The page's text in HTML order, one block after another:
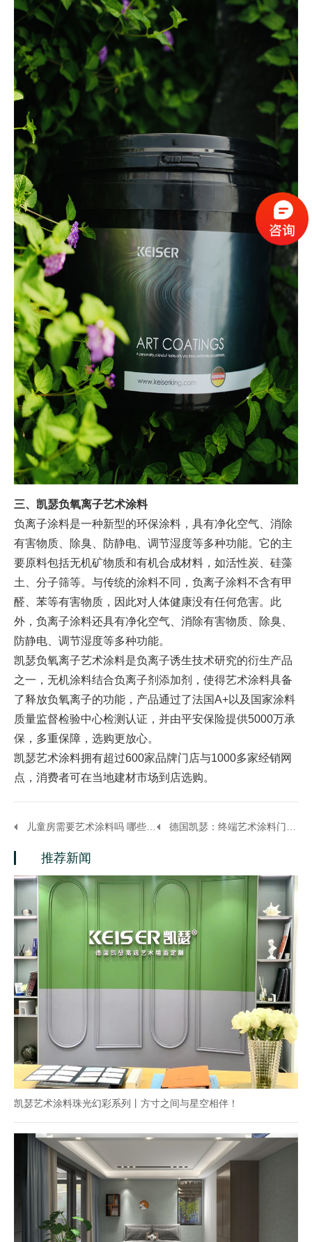
三、凯瑟负氧离子艺术涂料
负离子涂料是一种新型的环保涂料，具有净化空气、消除
有害物质、除臭、防静电、调节湿度等多种功能。它的主
要原料包括无机矿物质和有机合成材料，如活性炭、硅藻
土、分子筛等。与传统的涂料不同，负离子涂料不含有甲
醛、苯等有害物质，因此对人体健康没有任何危害。此
外，负离子涂料还具有净化空气、消除有害物质、除臭、
防静电、调节湿度等多种功能。
凯瑟负氧离子艺术涂料是负离子诱生技术研究的衍生产品
之一，无机涂料结合负离子剂添加剂，使得艺术涂料具备
了释放负氧离子的功能，产品通过了法国A+以及国家涂料
质量监督检验中心检测认证，并由平安保险提供5000万承
保，多重保障，选购更放心。
凯瑟艺术涂料拥有超过600家品牌门店与1000多家经销网
点，消费者可在当地建材市场到店选购。
推荐新闻
凯瑟艺术涂料珠光幻彩系列丨方寸之间与星空相伴！